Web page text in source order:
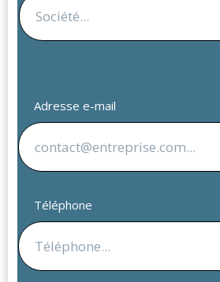
Adresse e-mail
Téléphone